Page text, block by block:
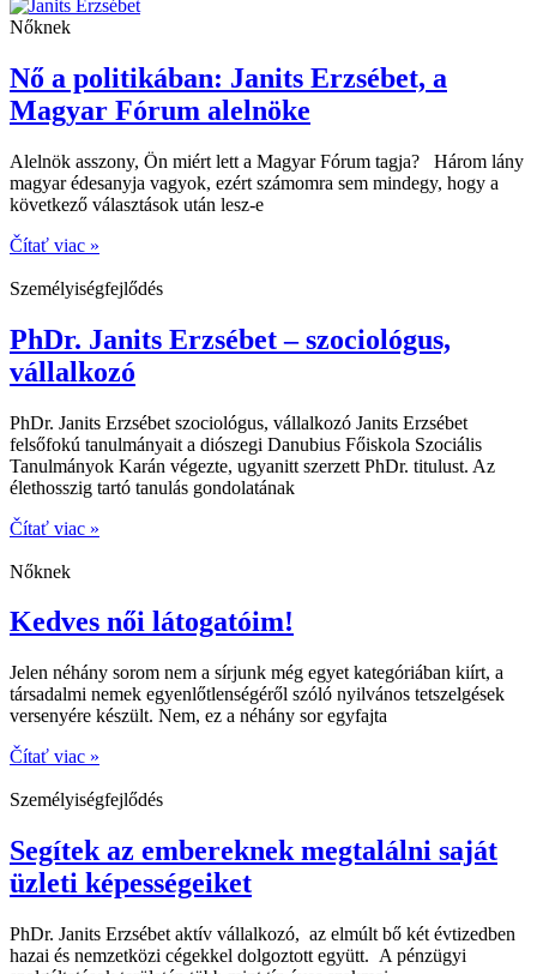
Nőknek
Nő a politikában: Janits Erzsébet, a
Magyar Fórum alelnöke
Alelnök asszony, Ön miért lett a Magyar Fórum tagja? Három lány
magyar édesanyja vagyok, ezért számomra sem mindegy, hogy a
következő választások után lesz-e
Čítať viac »
Személyiségfejlődés
PhDr. Janits Erzsébet – szociológus,
vállalkozó
PhDr. Janits Erzsébet szociológus, vállalkozó Janits Erzsébet
felsőfokú tanulmányait a diószegi Danubius Főiskola Szociális
Tanulmányok Karán végezte, ugyanitt szerzett PhDr. titulust. Az
élethosszig tartó tanulás gondolatának
Čítať viac »
Nőknek
Kedves női látogatóim!
Jelen néhány sorom nem a sírjunk még egyet kategóriában kiírt, a
társadalmi nemek egyenlőtlenségéről szóló nyilvános tetszelgések
versenyére készült. Nem, ez a néhány sor egyfajta
Čítať viac »
Személyiségfejlődés
Segítek az embereknek megtalálni saját
üzleti képességeiket
PhDr. Janits Erzsébet aktív vállalkozó, az elmúlt bő két évtizedben
hazai és nemzetközi cégekkel dolgoztott együtt. A pénzügyi